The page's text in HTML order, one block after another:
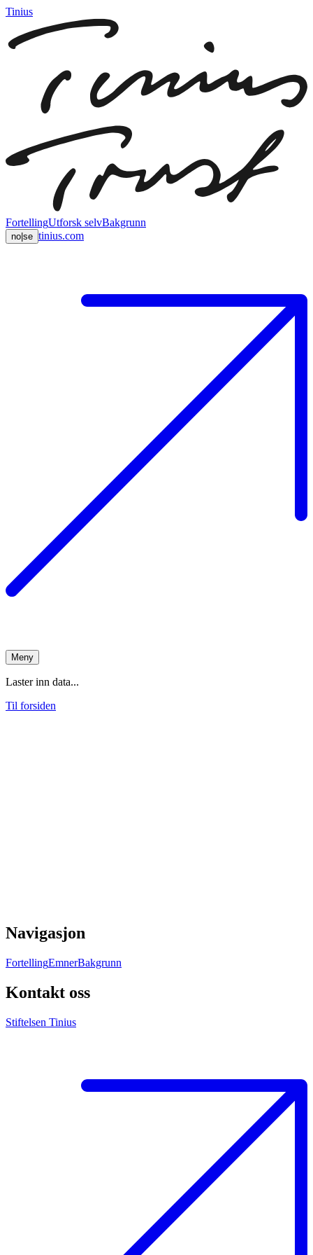
Tinius
FortellingUtforsk selvBakgrunn
no|se tinius.com
Meny
Laster inn data...
Til forsiden
Navigasjon
FortellingEmnerBakgrunn
Kontakt oss
Stiftelsen Tinius